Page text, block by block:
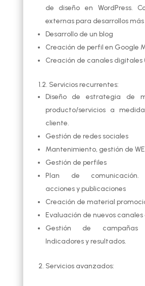
de diseño en WordPress.
externas para desarrollos
Desarrollo de un blog
Creación de perfil en Google
Creación de canales digitales
1.2. Servicios recurrentes:
Diseño de estrategia de
producto/servicios a
cliente.
Gestión de redes sociales
Mantenimiento, gestión de
Gestión de perfiles
Plan de comunicación.
acciones y publicaciones
Creación de material
Evaluación de nuevos
Gestión de
Indicadores y resultados.
Servicios avanzados: